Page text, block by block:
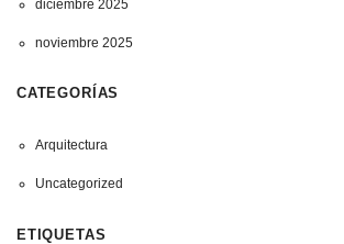
diciembre 2025
noviembre 2025
CATEGORÍAS
Arquitectura
Uncategorized
ETIQUETAS